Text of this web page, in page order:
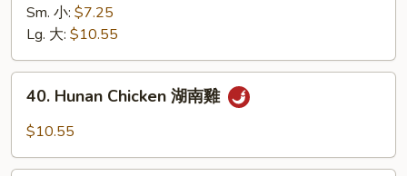
Black
Bean
Sauce
Sm. 小: $7.25
Lg. 大: $10.55
40.
Hunan
Chicken
南
40. Hunan Chicken 湖南雞
$10.55